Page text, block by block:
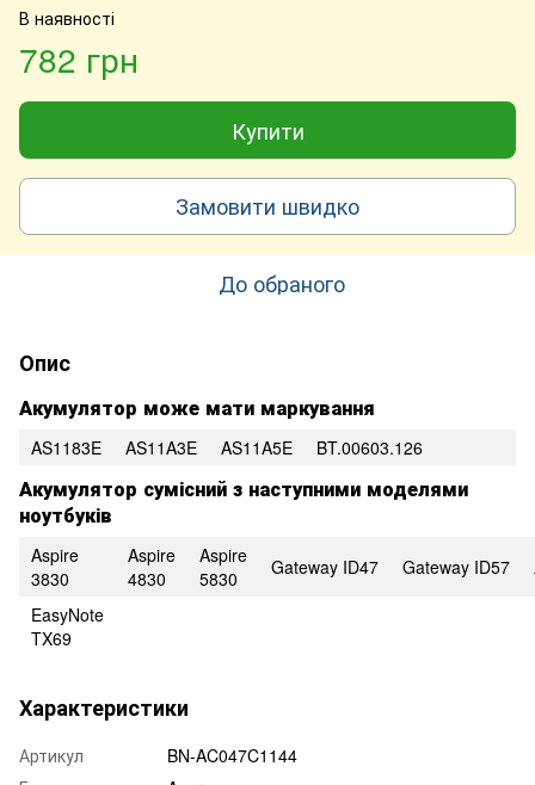
В наявності
782 грн
Купити
Замовити швидко
До обраного
Опис
Акумулятор може мати маркування
AS1183E AS11A3E AS11A5E BT.00603.126
Акумулятор сумісний з наступними моделями
ноутбуків
Aspire
3830
Aspire
4830
Aspire
5830
Gateway ID47 Gateway ID57
EasyNote
TX69
Характеристики
Артикул
BN-AC047C1144